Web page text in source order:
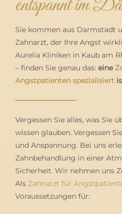
entspannt im
Sie kommen aus Darmstadt
Zahnarzt, der Ihre Angst
Aurelia Kliniken in Kaub am
– finden Sie genau das: eine
Angstpatienten spezialisiert
Vergessen Sie alles, was Sie
wissen glauben. Vergessen
und Anspannung. Bei uns
Zahnbehandlung in einer
Sicherheit. Wir nehmen uns
Als Zahnarzt für
Voraussetzungen für: